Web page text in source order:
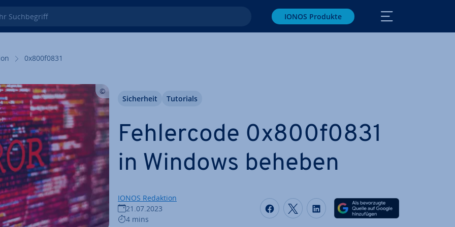
Such­be­griff IONOS Produkte
0x800f0831
Feh­ler­code 0x800f0831
in Windows beheben
IONOS Redaktion
21.07.2023
4 mins
Auf Facebook teilen
Auf Twitter teilen
Auf LinkedIn teilen
Si­cher­heit Tutorials